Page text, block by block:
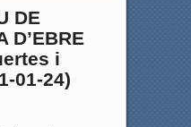
DE
D’EBRE
i
01-24)